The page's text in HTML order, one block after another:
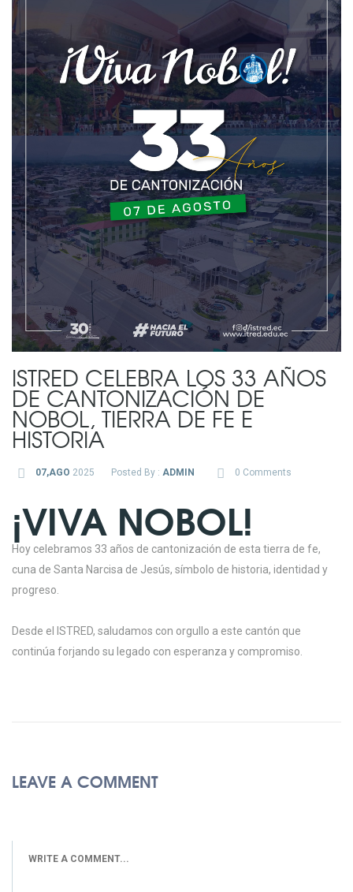
ISTRED CELEBRA LOS 33 AÑOS
DE CANTONIZACIÓN DE
NOBOL, TIERRA DE FE E
HISTORIA
07,AGO 2025 Posted By : ADMIN 0 Comments
¡VIVA NOBOL!
Hoy celebramos 33 años de cantonización de esta tierra de fe,
cuna de Santa Narcisa de Jesús, símbolo de historia, identidad y
progreso.
Desde el ISTRED, saludamos con orgullo a este cantón que
continúa forjando su legado con esperanza y compromiso.
LEAVE A COMMENT